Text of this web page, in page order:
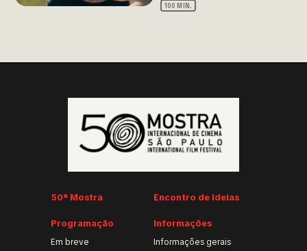
100 MIN.
50ª Mostra
Programação
Em breve
Encontro de Ideias
Informações
Informações gerais